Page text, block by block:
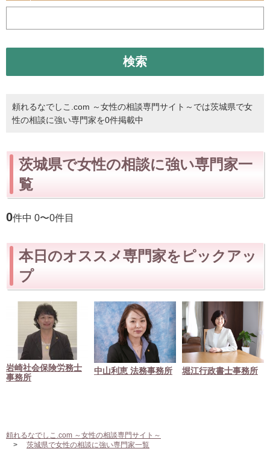
検索
頼れるなでしこ.com ～女性の相談専門サイト～では茨城県で女
性の相談に強い専門家を0件掲載中
茨城県で女性の相談に強い専門家一
覧
0件中 0〜0件目
本日のオススメ専門家をピックアッ
プ
岩崎社会保険労務士
事務所
中山利恵 法務事務所 堀江行政書士事務所
頼れるなでしこ.com ～女性の相談専門サイト～
茨城県で女性の相談に強い専門家一覧